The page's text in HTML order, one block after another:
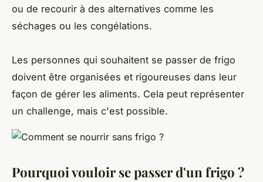
ou de recourir à des alternatives comme les
séchages ou les congélations.
Les personnes qui souhaitent se passer de frigo
doivent être organisées et rigoureuses dans leur
façon de gérer les aliments. Cela peut représenter
un challenge, mais c'est possible.
Pourquoi vouloir se passer d'un frigo ?